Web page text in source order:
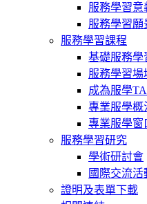
服務學習意
服務學習願
服務學習課程
基礎服務學
服務學習場
成為服學TA
專業服學概
專業服學窗
服務學習研究
學術研討會
國際交流活
證明及表單下載